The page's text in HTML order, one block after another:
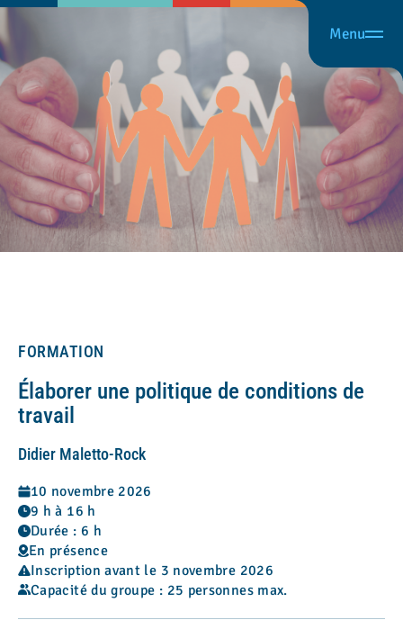
Menu
FORMATION
Élaborer une politique de conditions de
travail
Didier Maletto-Rock
10 novembre 2026
9 h à 16 h
Durée : 6 h
En présence
Inscription avant le 3 novembre 2026
Capacité du groupe : 25 personnes max.